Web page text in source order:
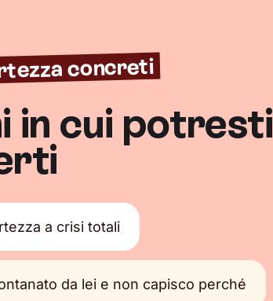
concreti
in cui potresti
a crisi totali
da lei e non capisco perché